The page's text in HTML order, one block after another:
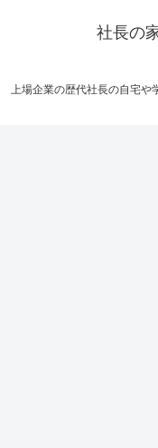
社長の
上場企業の歴代社長の自宅や